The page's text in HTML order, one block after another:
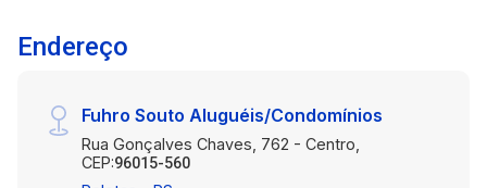
Endereço
Fuhro Souto Aluguéis/Condomínios
Rua Gonçalves Chaves, 762 - Centro,
CEP:96015-560